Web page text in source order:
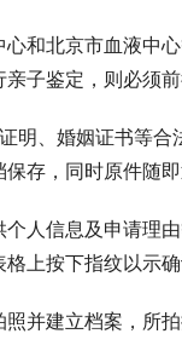
和北京市血液中
子鉴定，则必须
明、婚姻证书等
存，同时原件随即
人信息及申请理
上按下指纹以示确
并建立档案，所